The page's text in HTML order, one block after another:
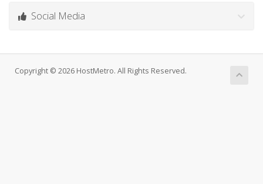
Social Media
Copyright © 2026 HostMetro. All Rights Reserved.